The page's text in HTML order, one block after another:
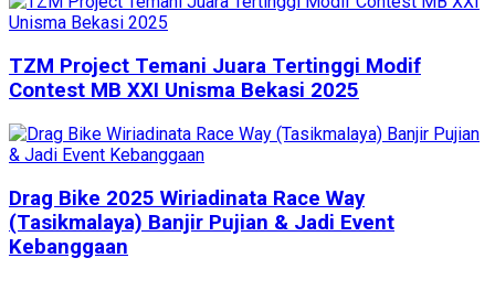
TZM Project Temani Juara Tertinggi Modif
Contest MB XXI Unisma Bekasi 2025
Drag Bike 2025 Wiriadinata Race Way
(Tasikmalaya) Banjir Pujian & Jadi Event
Kebanggaan